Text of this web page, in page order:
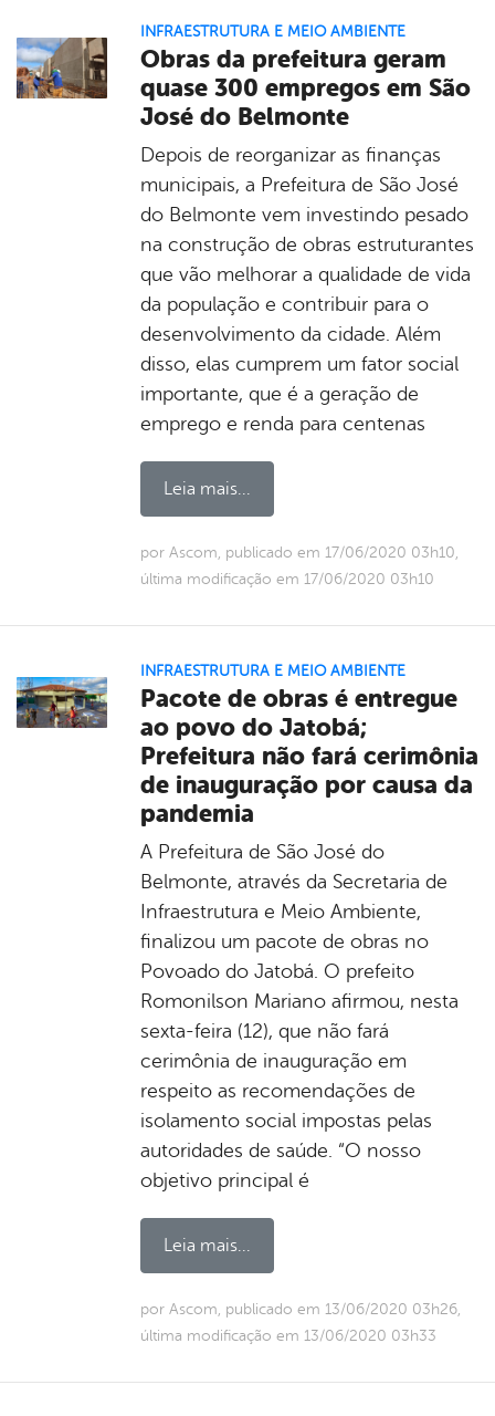
INFRAESTRUTURA E MEIO AMBIENTE
Obras da prefeitura geram
quase 300 empregos em São
José do Belmonte
Depois de reorganizar as finanças
municipais, a Prefeitura de São José
do Belmonte vem investindo pesado
na construção de obras estruturantes
que vão melhorar a qualidade de vida
da população e contribuir para o
desenvolvimento da cidade. Além
disso, elas cumprem um fator social
importante, que é a geração de
emprego e renda para centenas
Leia mais...
por Ascom, publicado em 17/06/2020 03h10,
última modificação em 17/06/2020 03h10
INFRAESTRUTURA E MEIO AMBIENTE
Pacote de obras é entregue
ao povo do Jatobá;
Prefeitura não fará cerimônia
de inauguração por causa da
pandemia
A Prefeitura de São José do
Belmonte, através da Secretaria de
Infraestrutura e Meio Ambiente,
finalizou um pacote de obras no
Povoado do Jatobá. O prefeito
Romonilson Mariano afirmou, nesta
sexta-feira (12), que não fará
cerimônia de inauguração em
respeito as recomendações de
isolamento social impostas pelas
autoridades de saúde. “O nosso
objetivo principal é
Leia mais...
por Ascom, publicado em 13/06/2020 03h26,
última modificação em 13/06/2020 03h33